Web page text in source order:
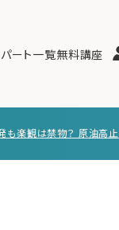
ート一覧無料講座